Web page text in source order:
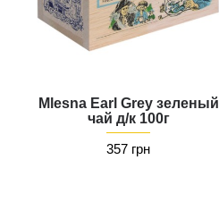
Mlesna Earl Grey зеленый
чай д/к 100г
357 грн